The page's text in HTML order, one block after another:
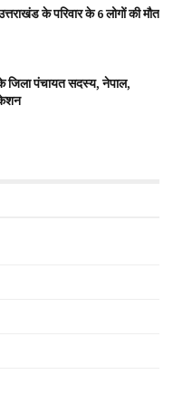
के परिवार के 6 लोगों की मौत
जिला पंचायत सदस्य, नेपाल,